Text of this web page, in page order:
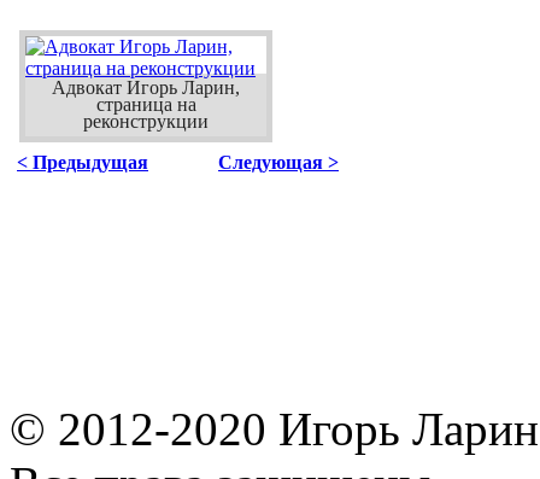
Адвокат Игорь Ларин,
страница на
реконструкции
< Предыдущая
Следующая >
© 2012-2020 Игорь